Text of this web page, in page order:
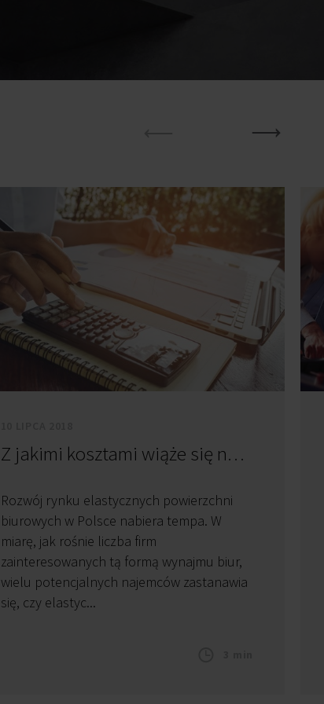
Z jakimi kosztami wiąże się najem biura serwisowanego lub coworkingowego?
Rozwój rynku elastycznych powierzchni
biurowych w Polsce nabiera tempa. W
miarę, jak rośnie liczba firm
zainteresowanych tą formą wynajmu biur,
wielu potencjalnych najemców zastanawia
się, czy elastyc...